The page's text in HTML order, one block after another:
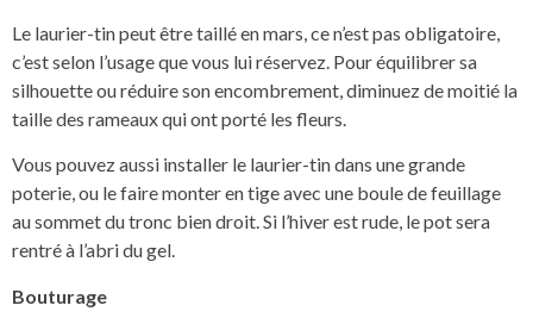
Le laurier-tin peut être taillé en mars, ce n’est pas obligatoire,
c’est selon l’usage que vous lui réservez. Pour équilibrer sa
silhouette ou réduire son encombrement, diminuez de moitié la
taille des rameaux qui ont porté les fleurs.
Vous pouvez aussi installer le laurier-tin dans une grande
poterie, ou le faire monter en tige avec une boule de feuillage
au sommet du tronc bien droit. Si l’hiver est rude, le pot sera
rentré à l’abri du gel.
Bouturage